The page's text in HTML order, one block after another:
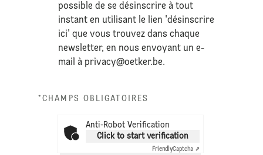
possible de se désinscrire à tout
instant en utilisant le lien 'désinscrire
ici' que vous trouvez dans chaque
newsletter, en nous envoyant un e-
mail àprivacy@oetker.be.
*CHAMPS OBLIGATOIRES
Anti-Robot Verification
Click to start verification
FriendlyCaptcha ⇗